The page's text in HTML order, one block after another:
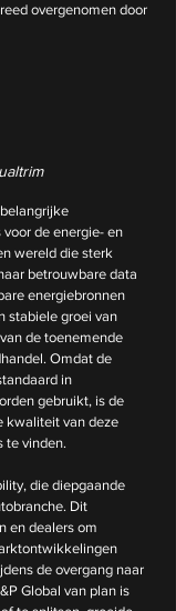
overgenomen door
de energie- en
wereld die sterk
betrouwbare data
energiebronnen
stabiele groei van
de toenemende
Omdat de
in
gebruikt, is de
kwaliteit van deze
te vinden.
die diepgaande
Dit
en dealers om
de overgang naar
Global van plan is